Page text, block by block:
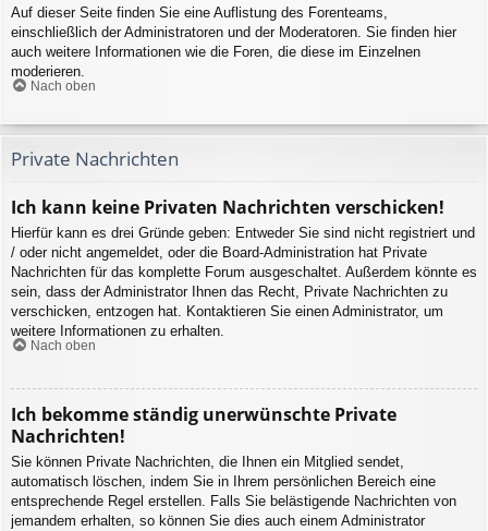
Auf dieser Seite finden Sie eine Auflistung des Forenteams,
einschließlich der Administratoren und der Moderatoren. Sie finden hier
auch weitere Informationen wie die Foren, die diese im Einzelnen
moderieren.
Nach oben
Private Nachrichten
Ich kann keine Privaten Nachrichten verschicken!
Hierfür kann es drei Gründe geben: Entweder Sie sind nicht registriert und
/ oder nicht angemeldet, oder die Board-Administration hat Private
Nachrichten für das komplette Forum ausgeschaltet. Außerdem könnte es
sein, dass der Administrator Ihnen das Recht, Private Nachrichten zu
verschicken, entzogen hat. Kontaktieren Sie einen Administrator, um
weitere Informationen zu erhalten.
Nach oben
Ich bekomme ständig unerwünschte Private
Nachrichten!
Sie können Private Nachrichten, die Ihnen ein Mitglied sendet,
automatisch löschen, indem Sie in Ihrem persönlichen Bereich eine
entsprechende Regel erstellen. Falls Sie belästigende Nachrichten von
jemandem erhalten, so können Sie dies auch einem Administrator